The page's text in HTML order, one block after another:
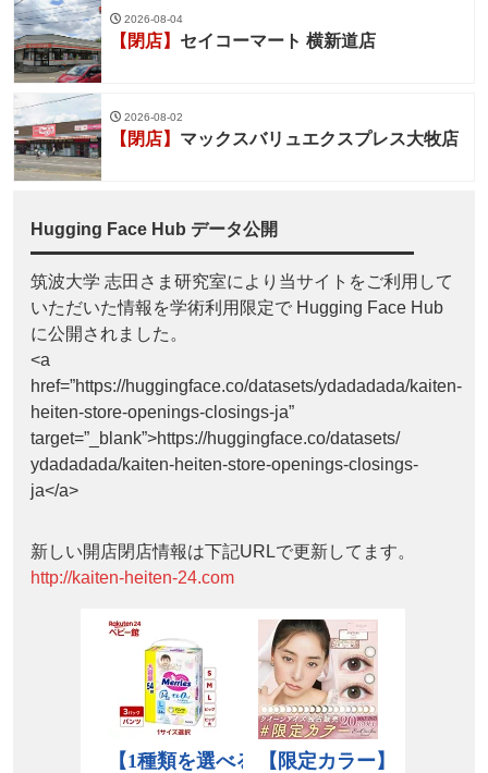
2026-08-04
【閉店】 セイコーマート 横新道店
2026-08-02
【閉店】 マックスバリュエクスプレス大牧店
Hugging Face Hub データ公開
筑波大学 志田さま研究室により当サイトをご利用して
いただいた情報を学術利用限定で Hugging Face Hub
に公開されました。
<a
href=”https://huggingface.co/datasets/ydadadada/kaiten-
heiten-store-openings-closings-ja”
target=”_blank”>https://huggingface.co/datasets/
ydadadada/kaiten-heiten-store-openings-closings-
ja</a>
新しい開店閉店情報は下記URLで更新してます。
http://kaiten-heiten-24.com